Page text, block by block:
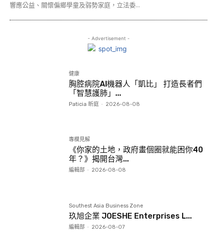
響應公益、關懷偏鄉學童及弱勢家庭，立法委...
- Advertisement -
健康
胸腔病院AI機器人「凱比」 打造長者們
「智慧護肺」...
Paticia 昕庭 - 2026-08-08
專欄見解
《你家的土地，政府畫個圈就能困你40
年？》揭開台灣...
編輯部 - 2026-08-08
Southest Asia Business Zone
玖旭企業 JOESHE Enterprises L...
編輯部 - 2026-08-07